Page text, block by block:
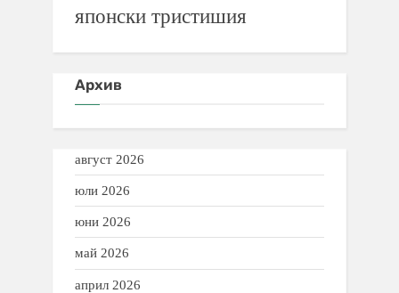
японски тристишия
Архив
август 2026
юли 2026
юни 2026
май 2026
април 2026